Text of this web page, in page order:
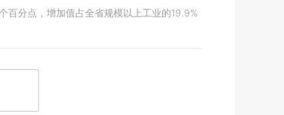
百分点，增加值占全省规模以上工业的19.9%